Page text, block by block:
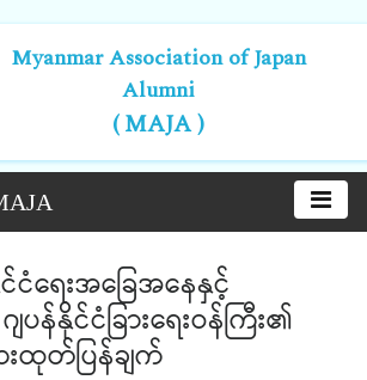
Myanmar Association of Japan
Alumni
( MAJA )
င်ငံရေးအခြေအနေနှင့်
ပန်နိုင်ငံခြားရေးဝန်ကြီး၏
ထုတ်ပြန်ချက်